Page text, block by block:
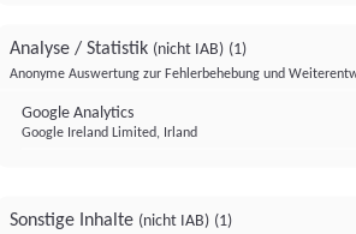
Analyse / Statistik (nicht IAB) (1)
Anonyme Auswertung zur Fehlerbehebung und
Google Analytics
Google Ireland Limited, Irland
Sonstige Inhalte (nicht IAB) (1)